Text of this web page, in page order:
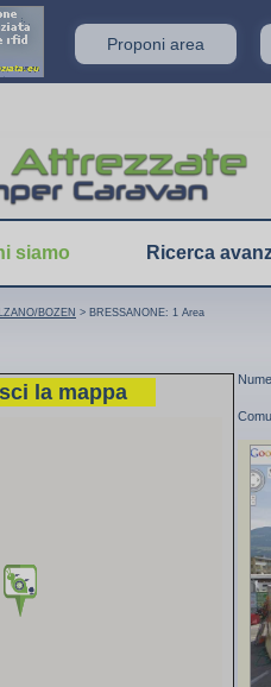
Proponi area
siamo Ricerca
la mappa
BOZEN > BRESSANONE: 1 Area